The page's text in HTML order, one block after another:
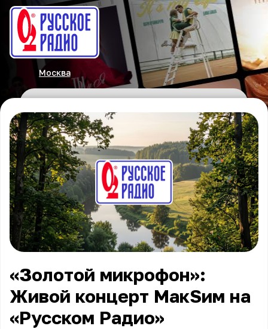
Москва
«Золотой микрофон»:
Живой концерт МакSим на
«Русском Радио»